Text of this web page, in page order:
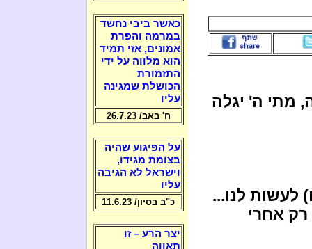
מתי ה' יגלה
לעשות לנו...
אחרי
כאשר ביבי נחשד
במרמה והפרת
אמונים, אזי תמיד
הוא מלווה על ידי
התזמורת
הכושלת שמגינה
עליו
ח' באב/ 26.7.23
על הפיגוע שהיה
בצומת מגידו,
וישראל לא הגיבה
עליו
כ"ב בסיון/ 11.6.23
יצר הרע – זו
תאווה